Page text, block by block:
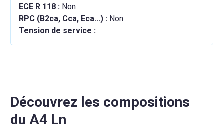
ECE R 118 : Non
RPC (B2ca, Cca, Eca...) : Non
Tension de service :
Découvrez les compositions
du A4 Ln